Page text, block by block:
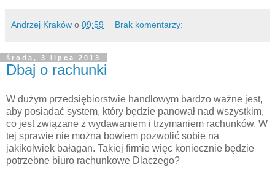
Andrzej Kraków o 09:59 Brak komentarzy:
środa, 3 lipca 2013
Dbaj o rachunki
W dużym przedsiębiorstwie handlowym bardzo ważne jest,
aby posiadać system, który będzie panował nad wszystkim,
co jest związane z wydawaniem i trzymaniem rachunków. W
tej sprawie nie można bowiem pozwolić sobie na
jakikolwiek bałagan. Takiej firmie więc koniecznie będzie
potrzebne biuro rachunkowe Dlaczego?